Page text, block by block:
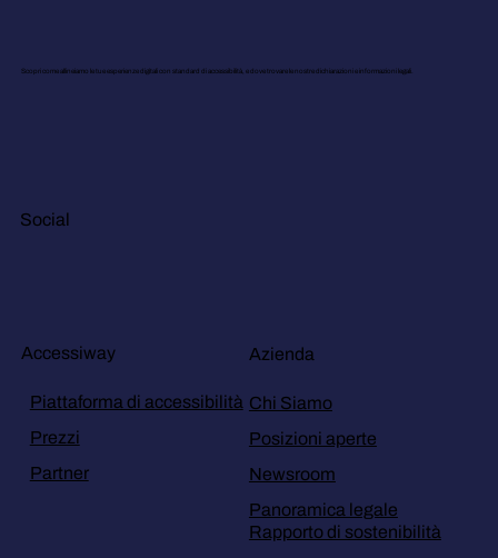
Scopri come allineiamo le tue esperienze digitali con standard di accessibilità, e dove trovare le nostre dichiarazioni e informazioni legali.
Social
Accessiway
Piattaforma di accessibilità
Prezzi
Partner
Azienda
Chi Siamo
Posizioni aperte
Newsroom
Panoramica legale
Rapporto di sostenibilità